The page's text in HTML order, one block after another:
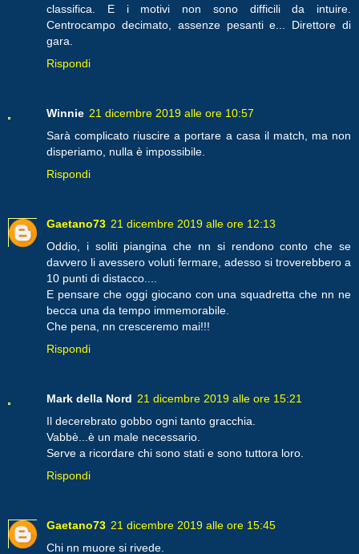
classifica. E i motivi non sono difficili da intuire.
Centrocampo decimato, assenze pesanti e... Direttore di
gara.
Rispondi
Winnie 21 dicembre 2019 alle ore 10:57
Sarà complicato riuscire a portare a casa il match, ma non
disperiamo, nulla è impossibile.
Rispondi
Gaetano73 21 dicembre 2019 alle ore 12:13
Oddio, i soliti piangina che nn si rendono conto che se
davvero li avessero voluti fermare, adesso si troverebbero a
10 punti di distacco....
E pensare che oggi giocano con una squadretta che nn ne
becca una da tempo immemorabile.
Che pena, nn cresceremo mai!!!
Rispondi
Mark della Nord 21 dicembre 2019 alle ore 15:21
Il decerebrato gobbo ogni tanto gracchia.
Vabbè...è un male necessario.
Serve a ricordare chi sono stati e sono tuttora loro.
Rispondi
Gaetano73 21 dicembre 2019 alle ore 15:45
Chi nn muore si rivede.